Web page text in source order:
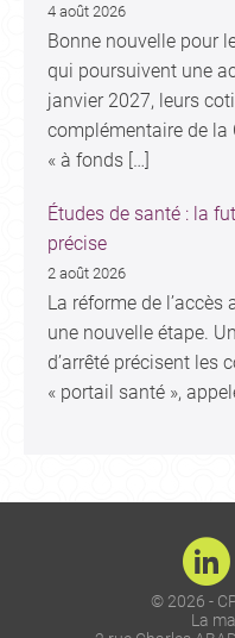
4 août 2026
Bonne nouvelle pour
qui poursuivent une
janvier 2027, leurs
complémentaire de la
« à fonds […]
Études de santé : la
précise
2 août 2026
La réforme de
une nouvelle étape.
d’arrêté précisent les
« portail santé »,
© 2026 -
La